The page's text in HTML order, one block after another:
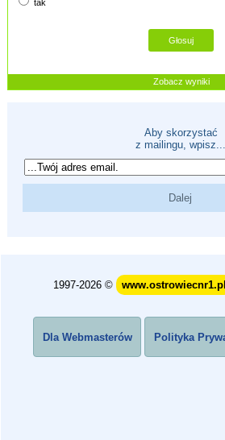
tak
Zobacz wyniki
Aby skorzystać
z mailingu, wpisz...
1997-2026 © www.ostrowiecnr1.pl
Dla Webmasterów Polityka